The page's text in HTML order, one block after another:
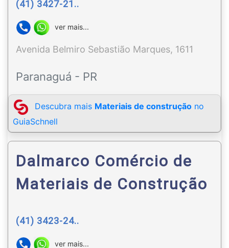
(41) 3427-21..
ver mais...
Avenida Belmiro Sebastião Marques, 1611
Paranaguá - PR
Descubra mais Materiais de construção no
GuiaSchnell
Dalmarco Comércio de
Materiais de Construção
(41) 3423-24..
ver mais...